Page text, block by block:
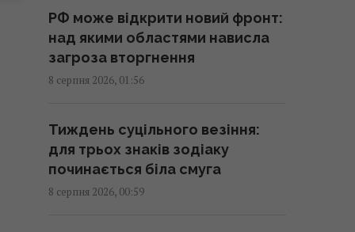
Росія просуває іноземним
замовникам нову ракету для
Старий монітор ще рано
викидати: як використати його
РФ може відкрити новий фронт:
над якими областями нависла
загроза вторгнення
8 серпня 2026, 01:56
Тиждень суцільного везіння:
для трьох знаків зодіаку
починається біла смуга
8 серпня 2026, 00:59